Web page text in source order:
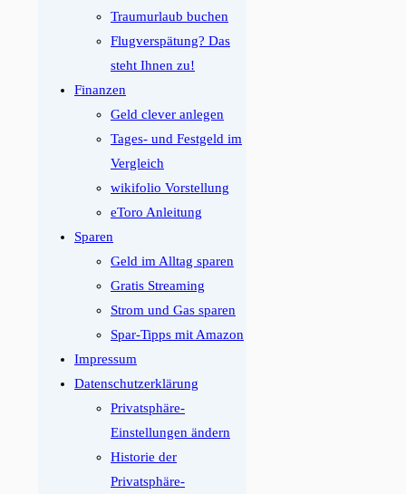
Traumurlaub buchen
Flugverspätung? Das
steht Ihnen zu!
Finanzen
Geld clever anlegen
Tages- und Festgeld im
Vergleich
wikifolio Vorstellung
eToro Anleitung
Sparen
Geld im Alltag sparen
Gratis Streaming
Strom und Gas sparen
Spar-Tipps mit Amazon
Impressum
Datenschutzerklärung
Privatsphäre-
Einstellungen ändern
Historie der
Privatsphäre-